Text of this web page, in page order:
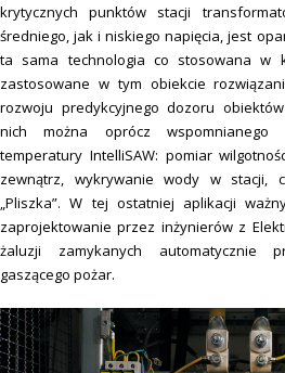
krytycznych punktów stacji
średniego, jak i niskiego napięcia, jest
ta sama technologia co stosowana w
zastosowane w tym obiekcie
rozwoju predykcyjnego dozoru
nich można oprócz wspomnianego
temperatury IntelliSAW: pomiar
zewnątrz, wykrywanie wody w stacji,
„Pliszka”. W tej ostatniej aplikacji
zaprojektowanie przez inżynierów z
żaluzji zamykanych automatycznie
gaszącego pożar.